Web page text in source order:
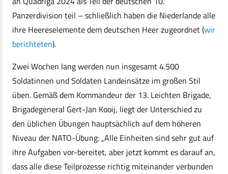
Panzerdivision teil – schließlich haben die Niederlande alle
ihre Heereselemente dem deutschen Heer zugeordnet (wir
berichteten).
Zwei Wochen lang werden nun insgesamt 4.500
Soldatinnen und Soldaten Landeinsätze im großen Stil
üben. Gemäß dem Kommandeur der 13. Leichten Brigade,
Brigadegeneral Gert-Jan Kooij, liegt der Unterschied zu
den üblichen Übungen hauptsächlich auf dem höheren
Niveau der NATO-Übung: „Alle Einheiten sind sehr gut auf
ihre Aufgaben vor-bereitet, aber jetzt kommt es darauf an,
dass alle diese Teilprozesse richtig miteinander verbunden